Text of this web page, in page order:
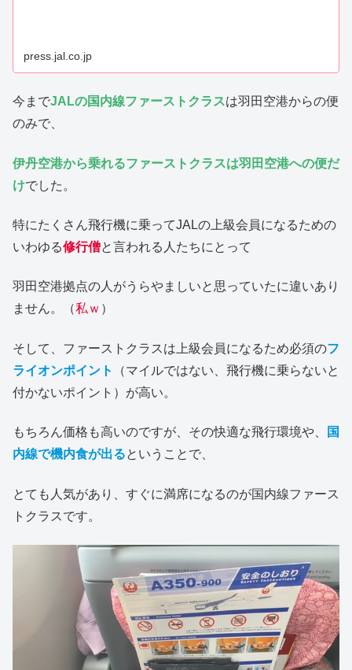
press.jal.co.jp
今までJALの国内線ファーストクラスは羽田空港からの便
のみで、
伊丹空港から乗れるファーストクラスは羽田空港への便だ
けでした。
特にたくさん飛行機に乗ってJALの上級会員になるための
いわゆる修行僧と言われる人たちにとって
羽田空港拠点の人がうらやましいと思っていたに違いあり
ません。（私ｗ ）
そして、ファーストクラスは上級会員になるため必須のフ
ライオンポイント
（マイルではない、飛行機に乗らないと
付かないポイント）が高い。
もちろん価格も高いのですが、その快適な飛行環境や、
国
内線で機内食が出るということで、
とても人気があり、すぐに満席になるのが国内線ファース
トクラスです。